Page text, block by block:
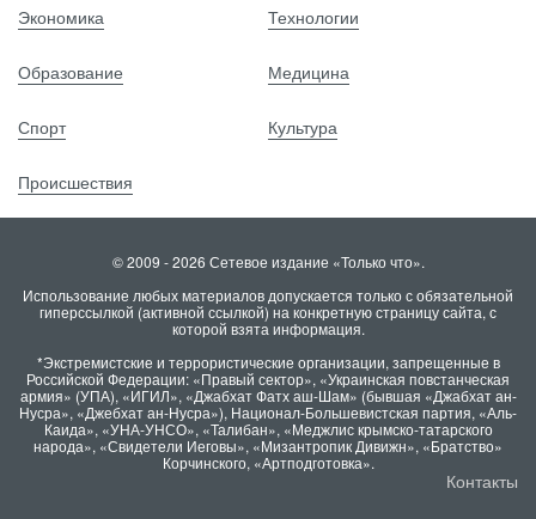
Экономика Технологии
Образование Медицина
Спорт Культура
Происшествия
© 2009 - 2026 Сетевое издание «Только что».
Использование любых материалов допускается только с обязательной
гиперссылкой (активной ссылкой) на конкретную страницу сайта, с
которой взята информация.
*Экстремистские и террористические организации, запрещенные в
Российской Федерации: «Правый сектор», «Украинская повстанческая
армия» (УПА), «ИГИЛ», «Джабхат Фатх аш-Шам» (бывшая «Джабхат ан-
Нусра», «Джебхат ан-Нусра»), Национал-Большевистская партия, «Аль-
Каида», «УНА-УНСО», «Талибан», «Меджлис крымско-татарского
народа», «Свидетели Иеговы», «Мизантропик Дивижн», «Братство»
Корчинского, «Артподготовка».
Контакты